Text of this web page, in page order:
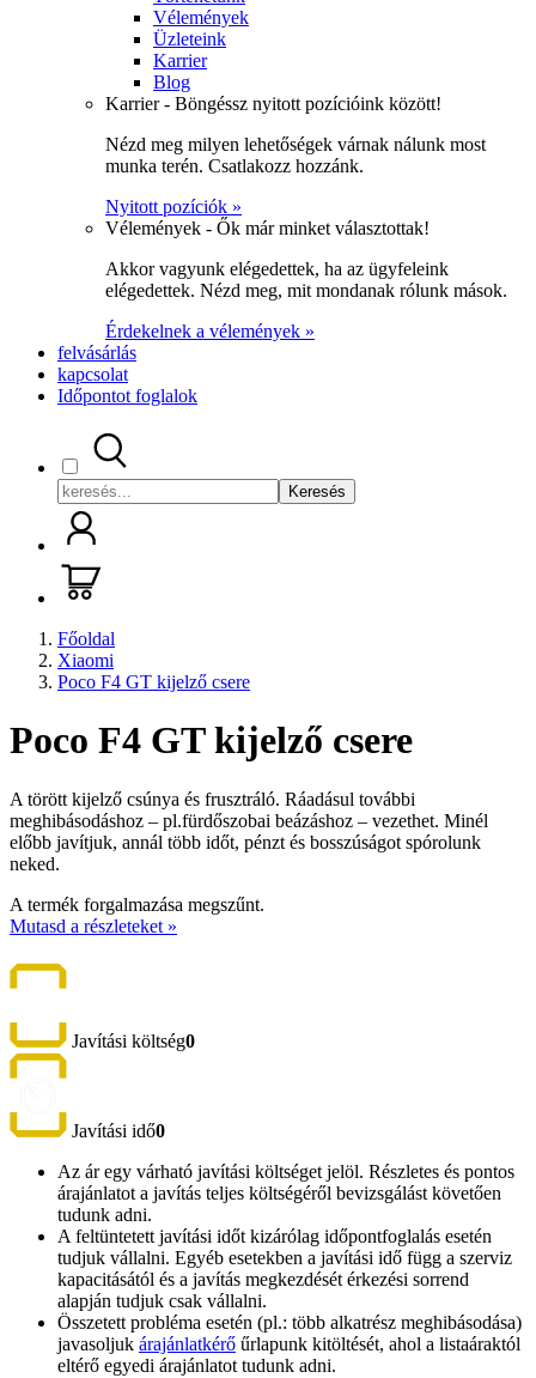
Vélemények
Üzleteink
Karrier
Blog
Karrier - Böngéssz nyitott pozícióink között!
Nézd meg milyen lehetőségek várnak nálunk most
munka terén. Csatlakozz hozzánk.
Nyitott pozíciók »
Vélemények - Ők már minket választottak!
Akkor vagyunk elégedettek, ha az ügyfeleink
elégedettek. Nézd meg, mit mondanak rólunk mások.
Érdekelnek a vélemények »
felvásárlás
kapcsolat
Időpontot foglalok
Keresés
Főoldal
Xiaomi
Poco F4 GT kijelző csere
Poco F4 GT kijelző csere
A törött kijelző csúnya és frusztráló. Ráadásul további
meghibásodáshoz – pl.fürdőszobai beázáshoz – vezethet. Minél
előbb javítjuk, annál több időt, pénzt és bosszúságot spórolunk
neked.
A termék forgalmazása megszűnt.
Mutasd a részleteket »
Javítási költség0
Javítási idő0
Az ár egy várható javítási költséget jelöl. Részletes és pontos
árajánlatot a javítás teljes költségéről bevizsgálást követően
tudunk adni.
A feltüntetett javítási időt kizárólag időpontfoglalás esetén
tudjuk vállalni. Egyéb esetekben a javítási idő függ a szerviz
kapacitásától és a javítás megkezdését érkezési sorrend
alapján tudjuk csak vállalni.
Összetett probléma esetén (pl.: több alkatrész meghibásodása)
javasoljuk árajánlatkérő űrlapunk kitöltését, ahol a listaáraktól
eltérő egyedi árajánlatot tudunk adni.